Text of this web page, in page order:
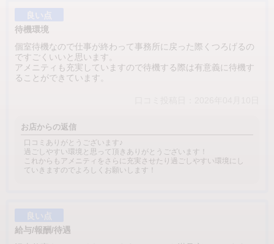
良い点
待機環境
個室待機なので仕事が終わって事務所に戻った際くつろげるの
ですごくいいと思います。
アメニティも充実していますので待機する際は有意義に待機す
ることができています。
お店からの返信
口コミありがとうございます♪
過ごしやすい環境と思って頂きありがとうございます！
これからもアメニティをさらに充実させたり過ごしやすい環境にし
ていきますのでよろしくお願いします！
良い点
給与/報酬/待遇